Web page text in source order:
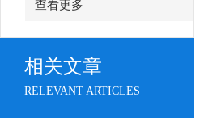
查看更多
相关文章
RELEVANT ARTICLES